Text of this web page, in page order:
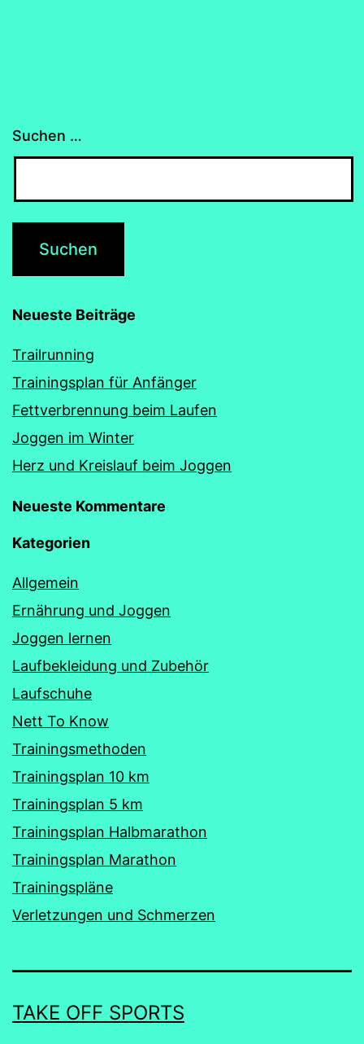
Suchen …
Neueste Beiträge
Trailrunning
Trainingsplan für Anfänger
Fettverbrennung beim Laufen
Joggen im Winter
Herz und Kreislauf beim Joggen
Neueste Kommentare
Kategorien
Allgemein
Ernährung und Joggen
Joggen lernen
Laufbekleidung und Zubehör
Laufschuhe
Nett To Know
Trainingsmethoden
Trainingsplan 10 km
Trainingsplan 5 km
Trainingsplan Halbmarathon
Trainingsplan Marathon
Trainingspläne
Verletzungen und Schmerzen
TAKE OFF SPORTS